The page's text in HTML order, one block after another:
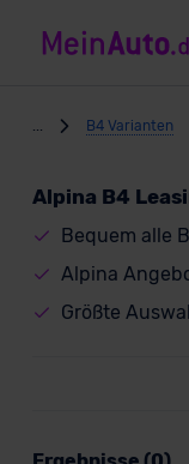
B4 Varianten
Alpina B4
Bequem alle
Alpina
Größte